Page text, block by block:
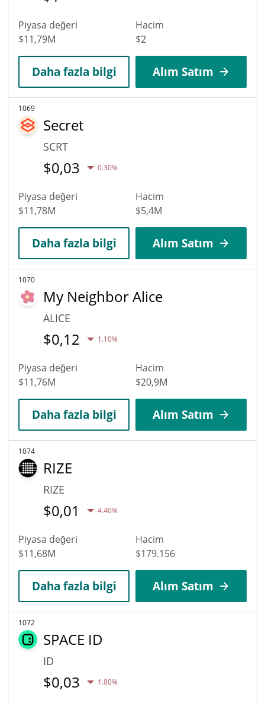
Piyasa değeri
$11,79M
Hacim
$2
Daha fazla bilgi Alım Satım
1069
Secret
SCRT
$0,03 0.30%
Piyasa değeri
$11,78M
Hacim
$5,4M
Daha fazla bilgi Alım Satım
1070
My Neighbor Alice
ALICE
$0,12 1.10%
Piyasa değeri
$11,76M
Hacim
$20,9M
Daha fazla bilgi Alım Satım
1074
RIZE
RIZE
$0,01 4.40%
Piyasa değeri
$11,68M
Hacim
$179.156
Daha fazla bilgi Alım Satım
1072
SPACE ID
ID
$0,03 1.80%